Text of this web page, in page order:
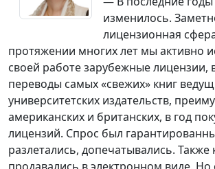
изменилось.
лицензионная
протяжении многих лет мы активно
своей работе зарубежные лицензии,
переводы самых «свежих» книг
университетских издательств,
американских и британских, в год
лицензий. Спрос был
разлетались, допечатывались. Также